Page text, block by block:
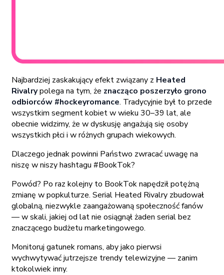
Najbardziej zaskakujący efekt związany z Heated
Rivalrypolega na tym, że znacząco poszerzyło grono
odbiorców #hockeyromance. Tradycyjnie był to przede
wszystkim segment kobiet w wieku 30–39 lat, ale
obecnie widzimy, że w dyskusję angażują się osoby
wszystkich płci i w różnych grupach wiekowych.
Dlaczego jednak powinni Państwo zwracać uwagę na
niszę w niszy hashtagu #BookTok?
Powód? Po raz kolejny to BookTok napędził potężną
zmianę w popkulturze. Serial Heated Rivalry zbudował
globalną, niezwykle zaangażowaną społeczność fanów
— w skali, jakiej od lat nie osiągnął żaden serial bez
znaczącego budżetu marketingowego.
Monitoruj gatunek romans, aby jako pierwsi
wychwytywać jutrzejsze trendy telewizyjne — zanim
ktokolwiek inny.